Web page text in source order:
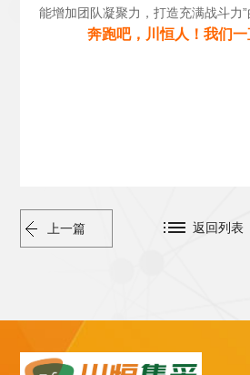
能增加团队凝聚力，打造充满战斗力”
奔跑吧，川恒人！我们
上一篇 返回列表